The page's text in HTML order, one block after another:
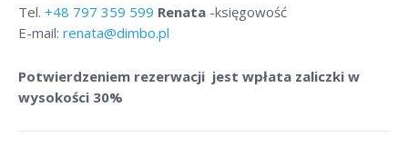
Tel. +48 797 359 599 Renata -księgowość
E-mail: renata@dimbo.pl
Potwierdzeniem rezerwacji jest wpłata zaliczki w
wysokości 30%